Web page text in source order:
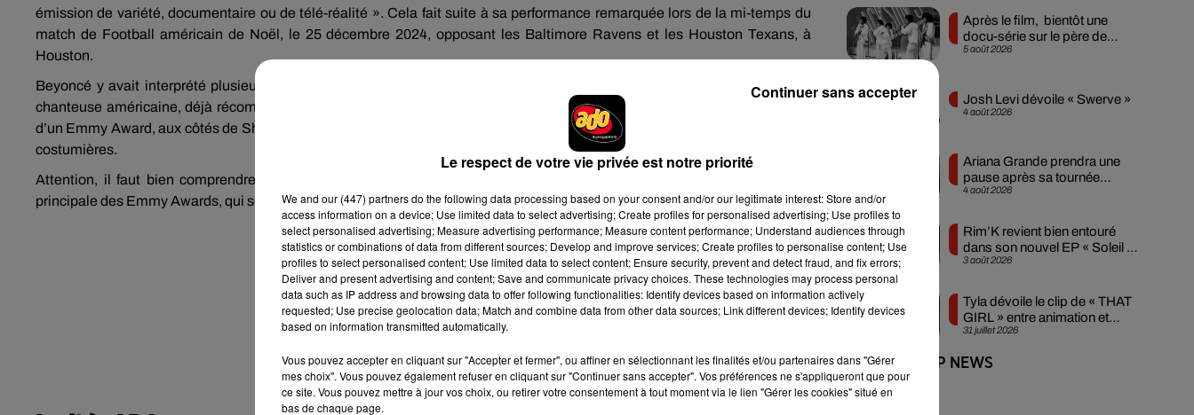
émission de variété, documentaire ou de télé-réalité ». Cela fait suite à sa performance remarquée lors de la mi-temps du
match de Football américain de Noël, le 25 décembre 2024, opposant les Baltimore Ravens et les Houston Texans, à
Houston.
Beyoncé y avait interprété plusieurs titres de son dernier album en date,
. Grâce à cette performance, la
chanteuse américaine, déjà récompensée de 35 Grammy Awards, peut désormais se targuer d’être l’heureuse détentrice
d’un Emmy Award, aux côtés de Shiona Turin, Eric Rice et Molly Pete, respectivement créatrice de costumes et assistantes
costumières.
Attention, il faut bien comprendre que cette récompense est donnée lors d’une cérémonie différente de la cérémonie
principale des Emmy Awards, qui se tiendra le 14 septembre prochain.
5 août 2026
Après le film, bientôt une
docu-série sur le père de
Michael Jackson
4 août 2026
Josh Levi dévoile « Swerve »
4 août 2026
Ariana Grande prendra une
pause après sa tournée
mondiale
3 août 2026
Rim’K revient bien entouré
dans son nouvel EP « Soleil de
minuit »
31 juillet 2026
Tyla dévoile le clip de « THAT
GIRL » entre animation et
sensualité
+ DE HIP-HOP NEWS
Le respect de votre vie privée est notre priorité
We and our (447) partnersdo the following data processing based on your consent and/or our legitimate interest: Store and/or
access information on a device; Use limited data to select advertising; Create profiles for personalised advertising; Use profiles to
select personalised advertising; Measure advertising performance; Measure content performance; Understand audiences through
statistics or combinations of data from different sources; Develop and improve services; Create profiles to personalise content; Use
profiles to select personalised content; Use limited data to select content; Ensure security, prevent and detect fraud, and fix errors;
Deliver and present advertising and content; Save and communicate privacy choices. These technologies may process personal
data such as IP address and browsing data to offer following functionalities: Identify devices based on information actively
requested; Use precise geolocation data; Match and combine data from other data sources; Link different devices; Identify devices
based on information transmitted automatically.
Vous pouvez accepter en cliquant sur "Accepter et fermer", ou affiner en sélectionnant les finalités et/ou partenaires dans "Gérer
mes choix". Vous pouvez également refuser en cliquant sur "Continuer sans accepter". Vos préférences ne s'appliqueront que pour
ce site. Vous pouvez mettre à jour vos choix, ou retirer votre consentement à tout moment via le lien "Gérer les cookies" situé en
bas de chaque page.
Continuer sans accepter